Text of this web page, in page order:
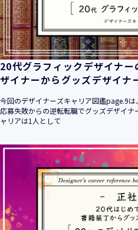
20代グラフィックデザイナ
ザイナーからグッズデザイナ
今回のデザイナーズキャリア図鑑page.9
応募失敗からの逆転転職でグッズデザイ
ャリアは1人として